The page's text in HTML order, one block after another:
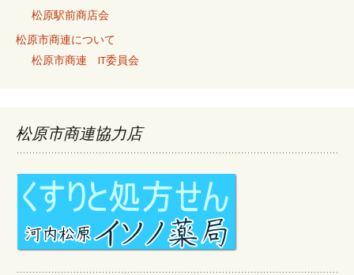
松原駅前商店会
松原市商連について
松原市商連 IT委員会
松原市商連協力店